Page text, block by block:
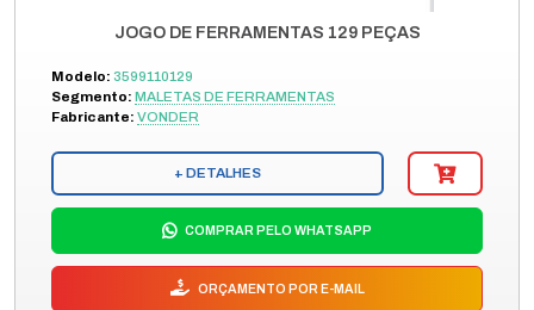
JOGO DE FERRAMENTAS 129 PEÇAS
Modelo: 3599110129
Segmento: MALETAS DE FERRAMENTAS
Fabricante: VONDER
+ DETALHES
COMPRAR PELO WHATSAPP
ORÇAMENTO POR E-MAIL